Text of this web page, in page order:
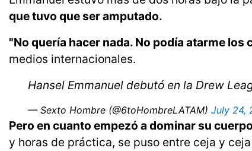
que tuvo que ser amputado.
"No quería hacer nada. No podía atarme
medios internacionales.
Hansel Emmanuel debutó en la Drew
— Sexto Hombre (@6toHombreLATAM) July 24,
Pero en cuanto empezó a dominar su
y horas de práctica, se puso entre ceja y